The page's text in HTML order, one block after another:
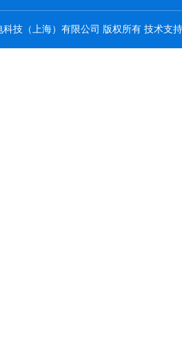
科技（上海）有限公司 版权所有 技术支